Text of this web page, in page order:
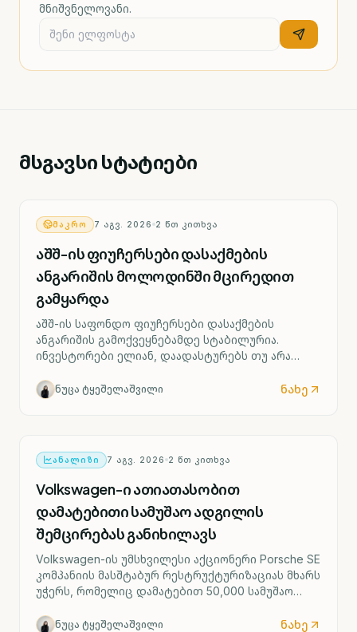
მნიშვნელოვანი.
მსგავსი სტატიები
ᲛᲐᲙᲠᲝ 7 ᲐᲒᲕ. 2026 2 ᲬᲗ ᲙᲘᲗᲮᲕᲐ
აშშ-ის ფიუჩერსები დასაქმების
ანგარიშის მოლოდინში მცირედით
გამყარდა
აშშ-ის საფონდო ფიუჩერსები დასაქმების
ანგარიშის გამოქვეყნებამდე სტაბილურია.
ინვესტორები ელიან, დაადასტურებს თუ არა
მიერ საპროცენტო განაკვეთის შესაძლო ზრდის
სცენარს უკვე სექტემბრიდან.
ნუცა ტყეშელაშვილი ნახე
ᲐᲜᲐᲚᲘᲖᲘ 7 ᲐᲒᲕ. 2026 2 ᲬᲗ ᲙᲘᲗᲮᲕᲐ
Volkswagen-ი ათიათასობით
დამატებითი სამუშაო ადგილის
შემცირებას განიხილავს
Volkswagen-ის უმსხვილესი აქციონერი Porsche SE
კომპანიის მასშტაბურ რესტრუქტურიზაციას მხარს
უჭერს, რომელიც დამატებით 50,000 სამუშაო
ქარხნის შესაძლო დახურვას ითვალისწინებს.
ნუცა ტყეშელაშვილი ნახე